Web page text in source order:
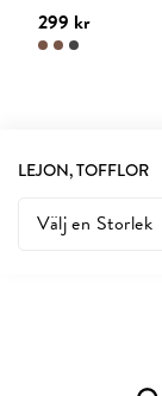
299 kr
LEJON, TOFFLOR
Välj en Storlek